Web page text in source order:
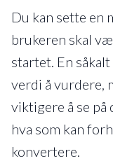
Du kan sette en
brukeren skal
startet. En
verdi å vurdere,
viktigere å se på
hva som kan
konvertere.